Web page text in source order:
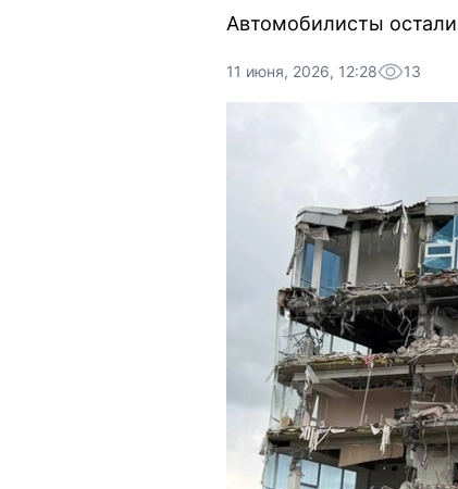
Автомобилисты
11 июня, 2026, 12:28 13